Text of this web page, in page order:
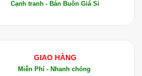
Cạnh tranh - Bán Buôn Giá Sỉ
GIAO HÀNG
Miễn Phí - Nhanh chóng